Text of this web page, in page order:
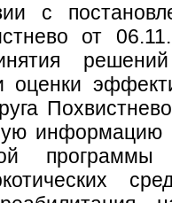
с
от
оценки
информацию
программы